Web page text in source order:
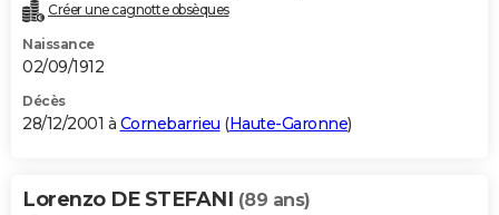
Créer une cagnotte obsèques
Naissance
02/09/1912
Décès
28/12/2001 à Cornebarrieu (Haute-Garonne)
Lorenzo DE STEFANI (89 ans)